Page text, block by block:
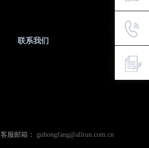
联系我们
客服邮箱： guhongfang@allrun.com.cn